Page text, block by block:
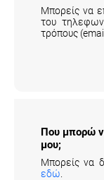
Μπορείς να
του
τρόπους
Που μπορώ
μου;
Μπορείς να
εδώ